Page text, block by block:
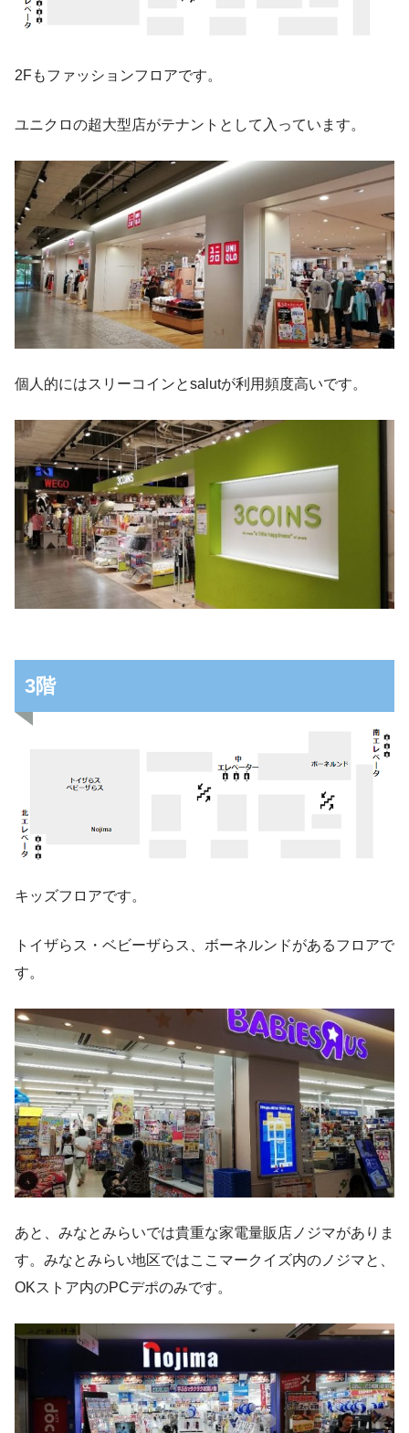
2Fもファッションフロアです。
ユニクロの超大型店がテナントとして入っています。
個人的にはスリーコインとsalutが利用頻度高いです。
3階
キッズフロアです。
トイザらス・ベビーザらス、ボーネルンドがあるフロアで
す。
あと、みなとみらいでは貴重な家電量販店ノジマがありま
す。みなとみらい地区ではここマークイズ内のノジマと、
OKストア内のPCデポのみです。